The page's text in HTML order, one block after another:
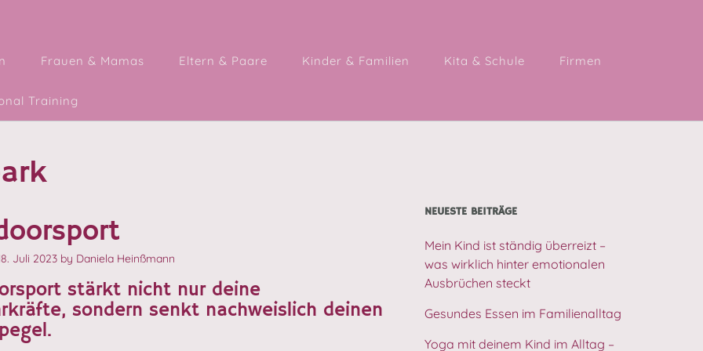
Frauen & Mamas Eltern & Paare Kinder & Familien Kita & Schule Firmen
Training
Juli 2023by Daniela Heinßmann
stärkt nicht nur deine
sondern senkt nachweislich deinen
NEUESTE BEITRÄGE
Mein Kind ist ständig überreizt –
was wirklich hinter emotionalen
Ausbrüchen steckt
Gesundes Essen im Familienalltag
Yoga mit deinem Kind im Alltag –